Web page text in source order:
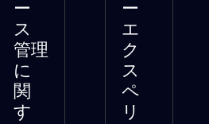
ー
ス
管理
に
関
す
ー
エ
ク
ス
ペ
リ